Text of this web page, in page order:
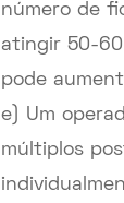
número de
atingir 50-60
pode
e) Um
múltiplos